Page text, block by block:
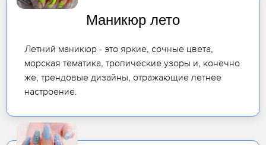
Маникюр лето
Летний маникюр - это яркие, сочные цвета,
морская тематика, тропические узоры и, конечно
же, трендовые дизайны, отражающие летнее
настроение.